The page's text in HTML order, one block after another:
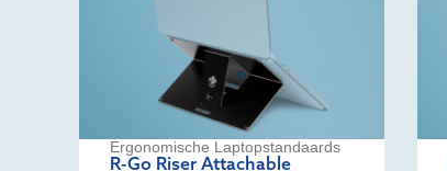
Ergonomische Laptopstandaards
R-Go Riser Attachable